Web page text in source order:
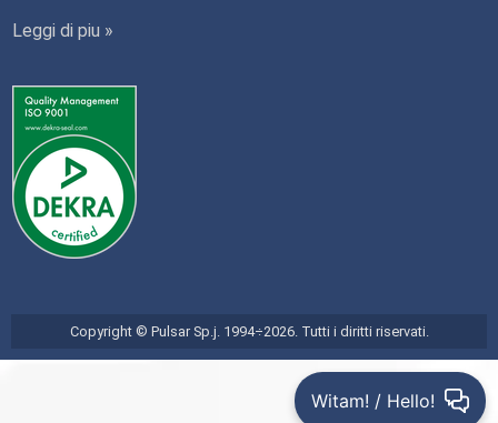
Leggi di piu »
Copyright © Pulsar Sp.j. 1994÷2026. Tutti i diritti riservati.
Witam! / Hello!